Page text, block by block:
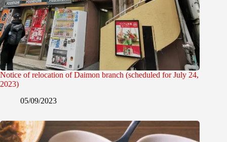
Notice of relocation of Daimon branch (scheduled for July 24,
2023)
05/09/2023